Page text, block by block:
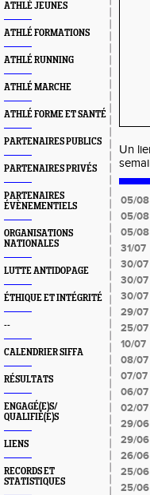
ATHLÉ JEUNES
ATHLÉ FORMATIONS
ATHLÉ RUNNING
ATHLÉ MARCHE
ATHLÉ FORME ET SANTÉ
PARTENAIRES PUBLICS
PARTENAIRES PRIVÉS
PARTENAIRES
ÉVÈNEMENTIELS
ORGANISATIONS
NATIONALES
LUTTE ANTIDOPAGE
ÉTHIQUE ET INTÉGRITÉ
--
CALENDRIER SIFFA
RÉSULTATS
ENGAGÉ(E)S/
QUALIFIÉ(E)S
LIENS
RECORDS ET
STATISTIQUES
Un
05/08
05/08
05/08
31/07
30/07
30/07
30/07
29/07
25/07
10/07
08/07
07/07
06/07
02/07
29/06
29/06
26/06
25/06
25/06